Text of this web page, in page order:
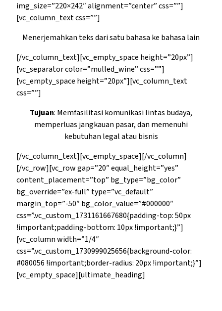
img_size=”220×242″ alignment=”center” css=””]
[vc_column_text css=””]
Menerjemahkan teks dari satu bahasa ke bahasa lain
[/vc_column_text][vc_empty_space height=”20px”]
[vc_separator color=”mulled_wine” css=””]
[vc_empty_space height=”20px”][vc_column_text
css=””]
Tujuan: Memfasilitasi komunikasi lintas budaya,
memperluas jangkauan pasar, dan memenuhi
kebutuhan legal atau bisnis
[/vc_column_text][vc_empty_space][/vc_column]
[/vc_row][vc_row gap=”20″ equal_height=”yes”
content_placement=”top” bg_type=”bg_color”
bg_override=”ex-full” type=”vc_default”
margin_top=”-50″ bg_color_value=”#000000″
css=”.vc_custom_1731161667680{padding-top: 50px
!important;padding-bottom: 10px !important;}”]
[vc_column width=”1/4″
css=”.vc_custom_1730999025656{background-color:
#080056 !important;border-radius: 20px !important;}”]
[vc_empty_space][ultimate_heading]